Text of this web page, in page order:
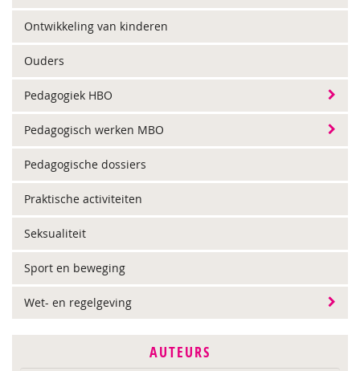
Ontwikkeling van kinderen
Ouders
Pedagogiek HBO
Pedagogisch werken MBO
Pedagogische dossiers
Praktische activiteiten
Seksualiteit
Sport en beweging
Wet- en regelgeving
AUTEURS